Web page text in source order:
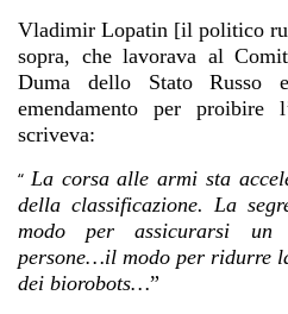
Vladimir Lopatin [il politico
sopra, che lavorava al
Duma dello Stato Russo
emendamento per proibire
scriveva:
“ La corsa alle armi sta
della classificazione. La
modo per assicurarsi un
persone…il modo per ridurre
dei biorobots…”